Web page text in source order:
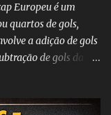
Europeu é um
quartos de gols,
a adição de gols
de gols da
Aqui estão